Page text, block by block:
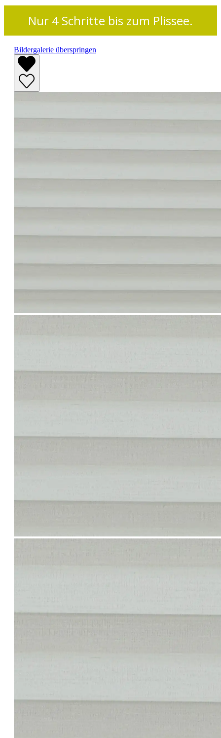
Nur 4 Schritte bis zum Plissee.
Bildergalerie überspringen